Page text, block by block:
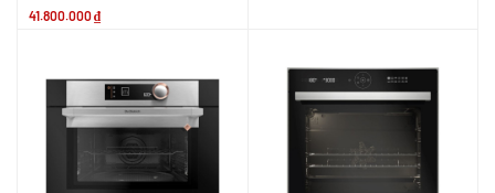
41.800.000₫